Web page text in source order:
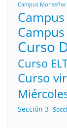
Campus
Curso
Curso
Curso
Sección 3